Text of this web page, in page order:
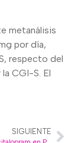
metanálisis
por día,
respecto del
CGI-S. El
SIGUIENTE